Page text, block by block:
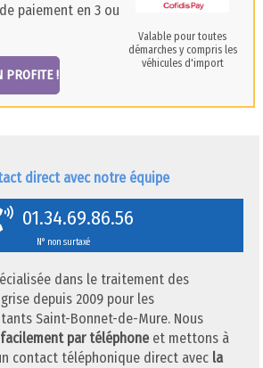
paiement en 3 ou
PROFITE !
Valable pour toutes
démarches y compris les
véhicules d'import
direct avec notre équipe
01.34.69.86.56
N° non surtaxé
dans le traitement des
depuis 2009 pour les
Saint-Bonnet-de-Mure. Nous
par téléphone et mettons à
contact téléphonique direct avec la